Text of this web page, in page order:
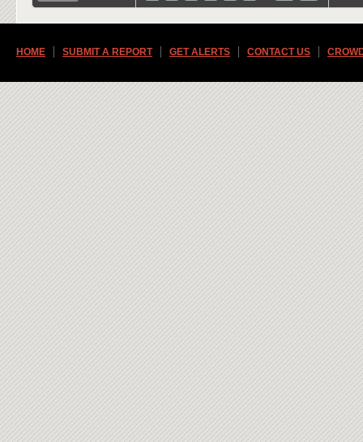
HOME SUBMIT A REPORT GET ALERTS CONTACT US